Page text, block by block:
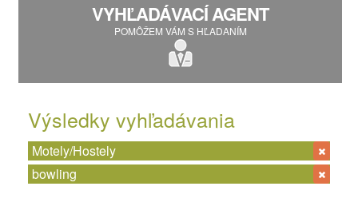
VYHĽADÁVACÍ AGENT
POMÔŽEM VÁM S HĽADANÍM
Výsledky vyhľadávania
Motely/Hostely
bowling